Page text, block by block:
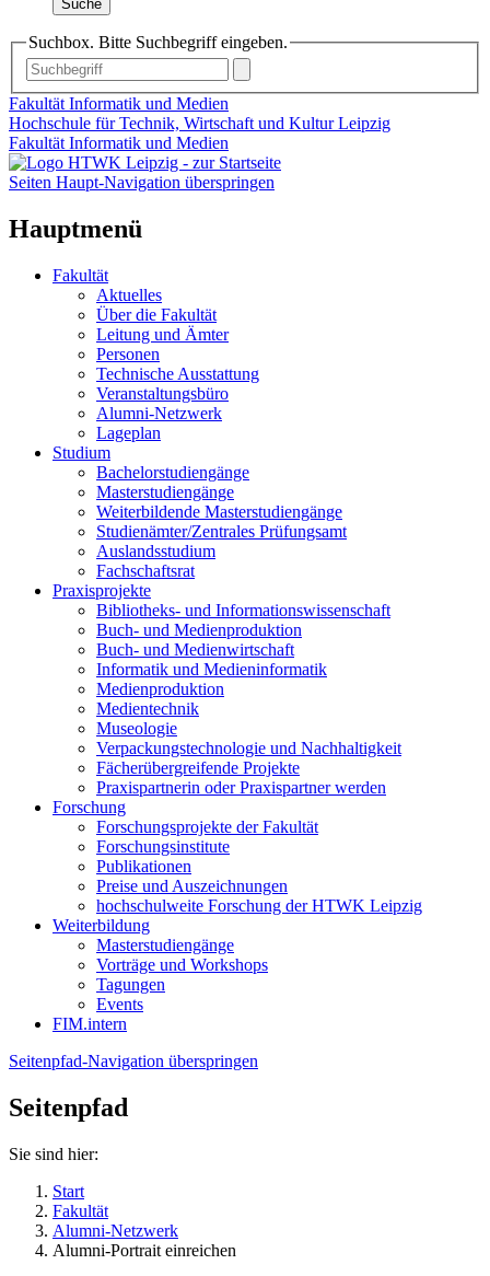
Suche
Suchbox. Bitte Suchbegriff eingeben.
Fakultät Informatik und Medien
Hochschule für Technik, Wirtschaft und Kultur Leipzig
Fakultät Informatik und Medien
Seiten Haupt-Navigation überspringen
Hauptmenü
Fakultät
Aktuelles
Über die Fakultät
Leitung und Ämter
Personen
Technische Ausstattung
Veranstaltungsbüro
Alumni-Netzwerk
Lageplan
Studium
Bachelorstudiengänge
Masterstudiengänge
Weiterbildende Masterstudiengänge
Studienämter/Zentrales Prüfungsamt
Auslandsstudium
Fachschaftsrat
Praxisprojekte
Bibliotheks- und Informationswissenschaft
Buch- und Medienproduktion
Buch- und Medienwirtschaft
Informatik und Medieninformatik
Medienproduktion
Medientechnik
Museologie
Verpackungstechnologie und Nachhaltigkeit
Fächerübergreifende Projekte
Praxispartnerin oder Praxispartner werden
Forschung
Forschungsprojekte der Fakultät
Forschungsinstitute
Publikationen
Preise und Auszeichnungen
hochschulweite Forschung der HTWK Leipzig
Weiterbildung
Masterstudiengänge
Vorträge und Workshops
Tagungen
Events
FIM.intern
Seitenpfad-Navigation überspringen
Seitenpfad
Sie sind hier:
Start
Fakultät
Alumni-Netzwerk
Alumni-Portrait einreichen